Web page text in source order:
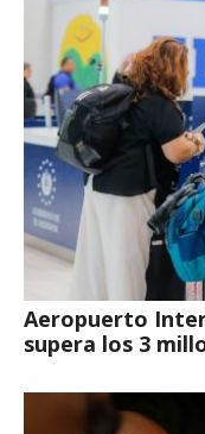
Aeropuerto
supera los 3